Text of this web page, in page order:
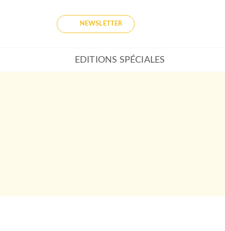
NEWSLETTER
EDITIONS SPÉCIALES